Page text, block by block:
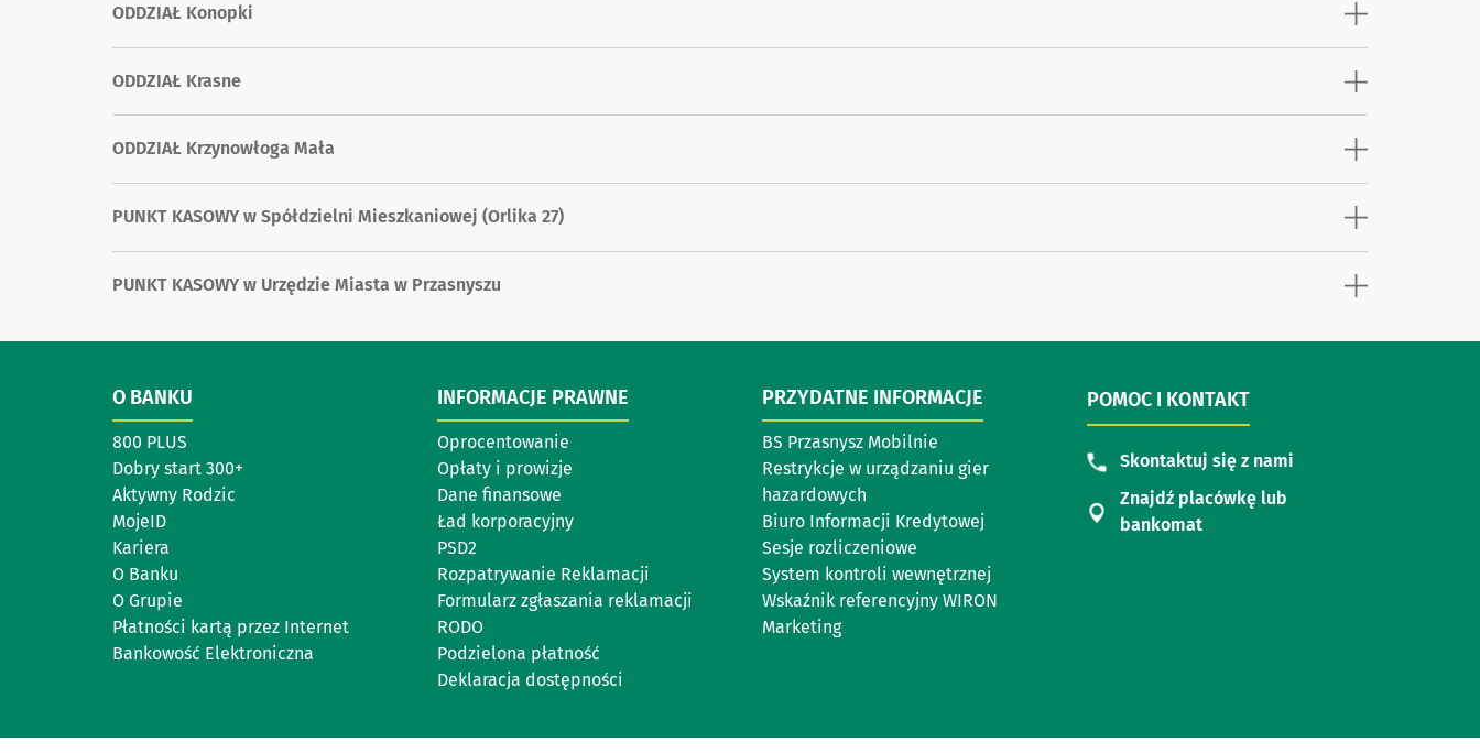
ODDZIAŁ Konopki
ODDZIAŁ Krasne
ODDZIAŁ Krzynowłoga Mała
PUNKT KASOWY w Spółdzielni Mieszkaniowej (Orlika 27)
PUNKT KASOWY w Urzędzie Miasta w Przasnyszu
O BANKU
800 PLUS
Dobry start 300+
Aktywny Rodzic
MojeID
Kariera
O Banku
O Grupie
Płatności kartą przez Internet
Bankowość Elektroniczna
INFORMACJE PRAWNE
Oprocentowanie
Opłaty i prowizje
Dane finansowe
Ład korporacyjny
PSD2
Rozpatrywanie Reklamacji
Formularz zgłaszania reklamacji
RODO
Podzielona płatność
Deklaracja dostępności
PRZYDATNE INFORMACJE
BS Przasnysz Mobilnie
Restrykcje w urządzaniu gier
hazardowych
Biuro Informacji Kredytowej
Sesje rozliczeniowe
System kontroli wewnętrznej
Wskaźnik referencyjny WIRON
Marketing
POMOC I KONTAKT
Skontaktuj się z nami
Znajdź placówkę lub
bankomat